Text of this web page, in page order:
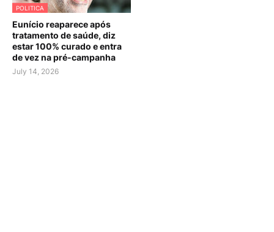
POLITICA
Eunício reaparece após
tratamento de saúde, diz
estar 100% curado e entra
de vez na pré-campanha
July 14, 2026